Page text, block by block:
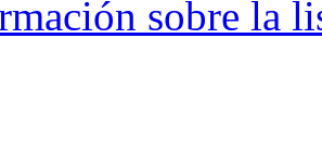
sobre la